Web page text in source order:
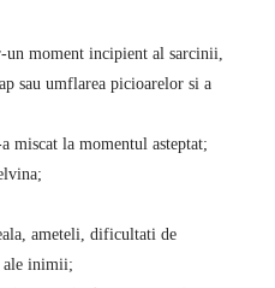
un moment incipient al sarcinii,
sau umflarea picioarelor si a
miscat la momentul asteptat;
ameteli, dificultati de
ale inimii;